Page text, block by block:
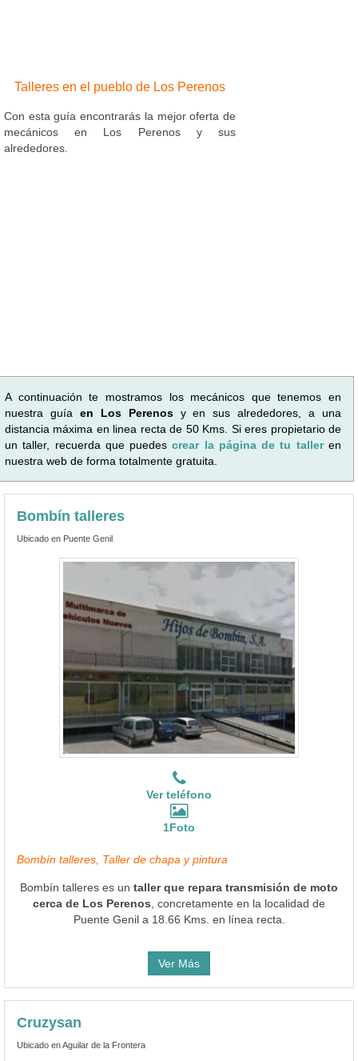
Talleres en el pueblo de Los Perenos
Con esta guía encontrarás la mejor oferta de
mecánicos en Los Perenos y sus
alrededores.
A continuación te mostramos los mecánicos que tenemos en
nuestra guía en Los Perenosy en sus alrededores, a una
distancia máxima en linea recta de 50 Kms. Si eres propietario de
un taller, recuerda que puedescrear la página de tu talleren
nuestra web de forma totalmente gratuita.
Bombín talleres
Ubicado en Puente Genil
Ver teléfono
1Foto
Bombín talleres, Taller de chapa y pintura
Bombín talleres es un taller que repara transmisión de moto
cerca de Los Perenos , concretamente en la localidad de
Puente Genil a 18.66 Kms. en línea recta.
Ver Más
Cruzysan
Ubicado en Aguilar de la Frontera